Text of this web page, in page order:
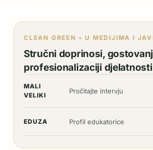
CLEAN GREEN • U MEDIJIMA I
Stručni doprinosi,
profesionalizaciji
MALI
VELIKI
Pročitajte intervju
EDUZA Profil edukatorice